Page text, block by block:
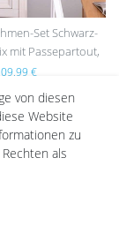
Set Schwarz-
mit Passepartout,
(EU)
€
von diesen
Website
zu
als